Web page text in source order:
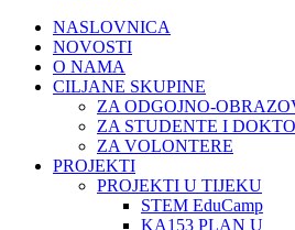
NASLOVNICA
NOVOSTI
O NAMA
CILJANE SKUPINE
ZA ODGOJNO-
ZA STUDENTE I
ZA VOLONTERE
PROJEKTI
PROJEKTI U TIJEKU
STEM EduCamp
KA153 PLAN U